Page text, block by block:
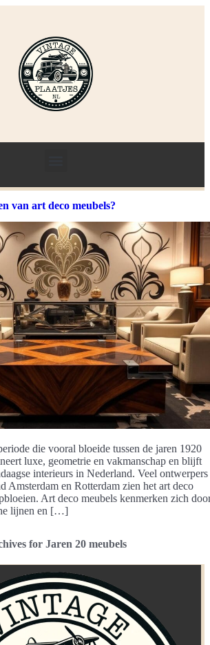
van art deco meubels?
die vooral bloeide tussen de jaren 1920
luxe, geometrie en vakmanschap en blijft
interieurs in Nederland. Veel ontwerpers
Amsterdam en Rotterdam zien het art deco
Art deco meubels kenmerken zich
lijnen en […]
for Jaren 20 meubels